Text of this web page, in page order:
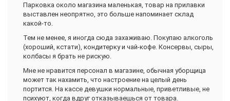
Парковка около магазина маленькая, товар на прилавки
выставлен неопрятно, это больше напоминает склад
какой-то.
Тем не менее, я иногда сюда захаживаю. Покупаю алкоголь
(хороший, кстати), кондитерку и чай-кофе. Консервы, сыры,
колбасы я брать не рискую.
Мне не нравится персонал в магазине, обычная уборщица
может так нахамить, что настроение на целый день
портится. На кассе девушки нормальные, приветливые, не
психуют, когда вдруг отказываешься от товара.